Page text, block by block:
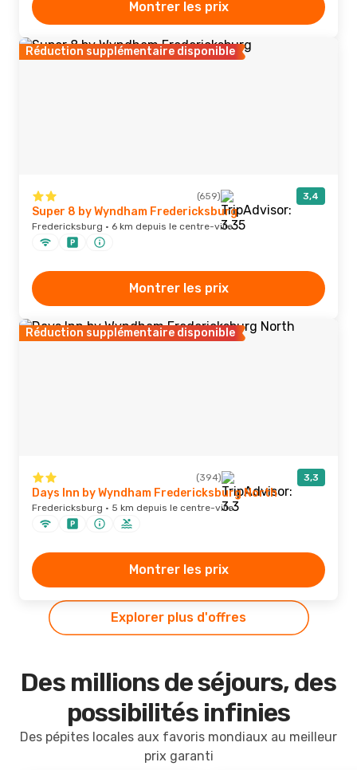
Montrer les prix
Réduction supplémentaire disponible
(659) 3,4
Super 8 by Wyndham Fredericksburg
Fredericksburg · 6 km depuis le centre-ville
Montrer les prix
Réduction supplémentaire disponible
(394) 3,3
Days Inn by Wyndham Fredericksburg North
Fredericksburg · 5 km depuis le centre-ville
Montrer les prix
Explorer plus d'offres
Des millions de séjours, des
possibilités infinies
Des pépites locales aux favoris mondiaux au meilleur
prix garanti